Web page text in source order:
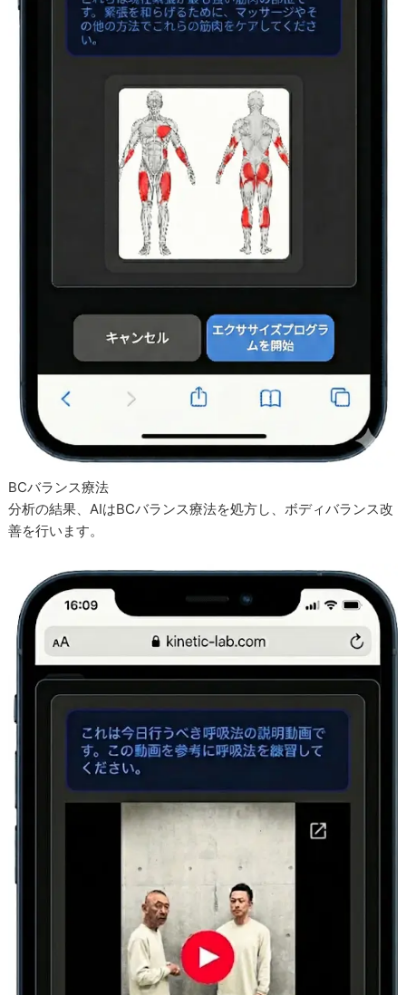
BCバランス療法
分析の結果、AIはBCバランス療法を処方し、ボディバランス改
善を行います。